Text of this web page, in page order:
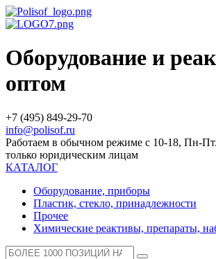
Оборудование и
оптом
+7 (495) 849-29-70
info@polisof.ru
Работаем в обычном режиме с 10-18, Пн-
только юридическим лицам
КАТАЛОГ
Оборудование, приборы
Пластик, стекло, принадлежности
Прочее
Химические реактивы, препараты,